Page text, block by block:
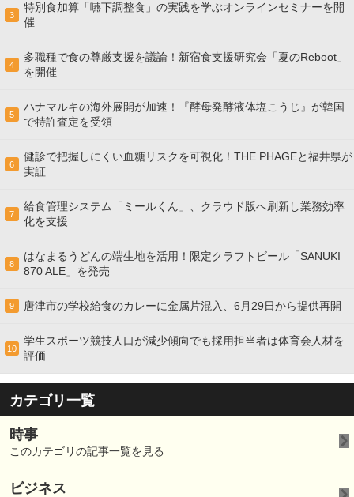
3
特別食加算「嚥下調整食」の実践を学ぶオンラインセミナーを開
催
4
多職種で食の尊厳支援を議論！新宿食支援研究会「夏のReboot」
を開催
5
ハナマルキの海外展開が加速！『酵母発酵液体塩こうじ』が韓国
で特許査定を受領
6
健診で把握しにくい血糖リスクを可視化！THE PHAGEと福井県が
実証
7
給食管理システム「ミールくん」、クラウド版へ刷新し業務効率
化を支援
8
はなまるうどんの端生地を活用！限定クラフトビール「SANUKI
870 ALE」を発売
9 唐津市の学校給食のカレーに金属片混入、6月29日から提供再開
10
学生スポーツ競技人口が減少傾向でも採用担当者は体育会人材を
評価
カテゴリ一覧
時事
このカテゴリの記事一覧を見る
ビジネス